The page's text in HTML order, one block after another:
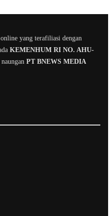
yang terafiliasi dengan
KEMENHUM RI NO. AHU-
PT BNEWS MEDIA